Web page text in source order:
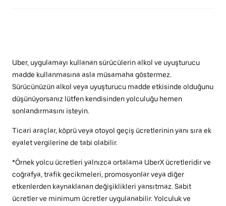
Uber, uygulamayı kullanan sürücülerin alkol ve uyuşturucu
madde kullanmasına asla müsamaha göstermez.
Sürücünüzün alkol veya uyuşturucu madde etkisinde olduğunu
düşünüyorsanız lütfen kendisinden yolculuğu hemen
sonlandırmasını isteyin.
Ticari araçlar, köprü veya otoyol geçiş ücretlerinin yanı sıra ek
eyalet vergilerine de tabi olabilir.
*Örnek yolcu ücretleri yalnızca ortalama UberX ücretleridir ve
coğrafya, trafik gecikmeleri, promosyonlar veya diğer
etkenlerden kaynaklanan değişiklikleri yansıtmaz. Sabit
ücretler ve minimum ücretler uygulanabilir. Yolculuk ve